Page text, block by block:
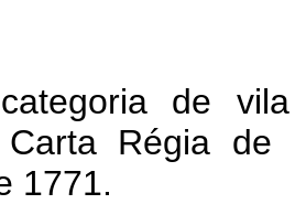
de
Régia de
1771.